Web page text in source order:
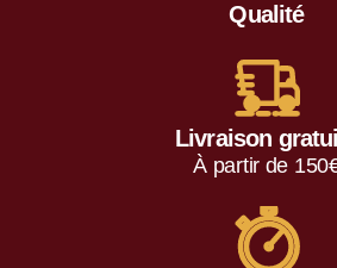
Qualité
Livraison
À partir de